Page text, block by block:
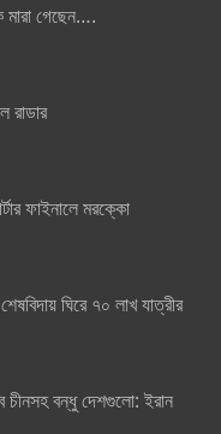
গেছেন….
রাডার
ফাইনালে মরক্কো
ঘিরে ৭০ লাখ যাত্রীর
চীনসহ বন্ধু দেশগুলো: ইরান